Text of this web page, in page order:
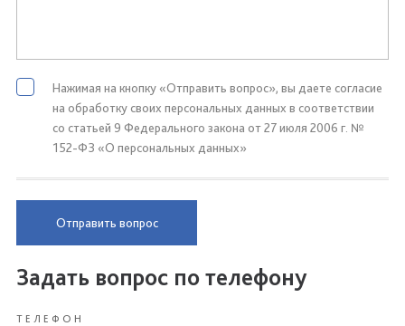
Нажимая на кнопку «Отправить вопрос», вы даете согласие
на обработку своих персональных данных в соответствии
со статьей 9 Федерального закона от 27 июля 2006 г. №
152-ФЗ «О персональных данных»
Отправить вопрос
Задать вопрос по телефону
ТЕЛЕФОН